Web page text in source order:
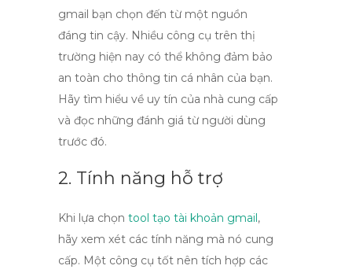
gmail bạn chọn đến từ một nguồn
đáng tin cậy. Nhiều công cụ trên thị
trường hiện nay có thể không đảm bảo
an toàn cho thông tin cá nhân của bạn.
Hãy tìm hiểu về uy tín của nhà cung cấp
và đọc những đánh giá từ người dùng
trước đó.
2. Tính năng hỗ trợ
Khi lựa chọn tool tạo tài khoản gmail,
hãy xem xét các tính năng mà nó cung
cấp. Một công cụ tốt nên tích hợp các